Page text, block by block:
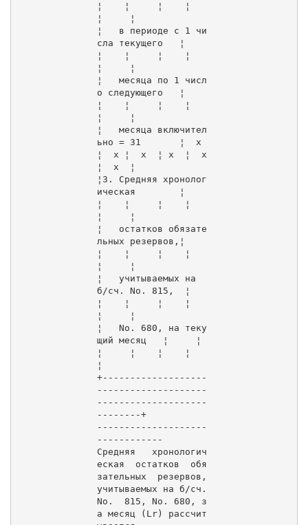
¦    ¦     ¦    ¦
¦     ¦
¦   в периоде с 1 чи
сла текущего   ¦
¦    ¦     ¦    ¦
¦     ¦
¦   месяца по 1 числ
о следующего   ¦
¦    ¦     ¦    ¦
¦     ¦
¦   месяца включител
ьно = 31       ¦  x
¦  x ¦  x  ¦ x  ¦  x
¦  x  ¦
¦3. Средняя хронолог
ическая        ¦
¦    ¦     ¦    ¦
¦     ¦
¦   остатков обязате
льных резервов,¦
¦    ¦     ¦    ¦
¦     ¦
¦   учитываемых на
б/сч. Nо. 815,  ¦
¦    ¦     ¦    ¦
¦     ¦
¦   Nо. 680, на теку
щий месяц   ¦     ¦
¦     ¦    ¦    ¦
¦
+-------------------
--------------------
--------------------
--------+
--------------------
------------
Средняя   хронологич
еская  остатков  обя
зательных  резервов,
учитываемых на б/сч.
Nо.  815, Nо. 680, з
а месяц (Lr) рассчит